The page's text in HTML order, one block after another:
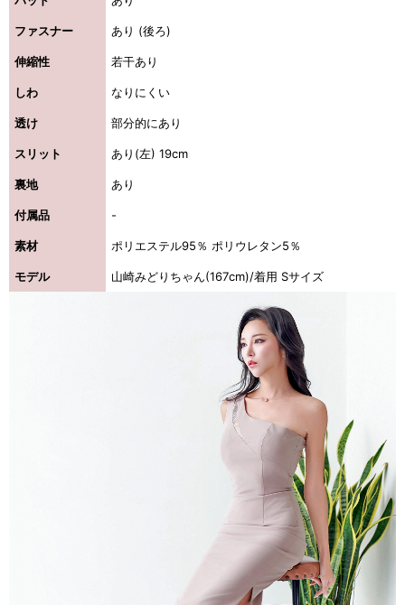
ファスナー あり (後ろ)
伸縮性 若干あり
しわ なりにくい
透け 部分的にあり
スリット あり(左) 19cm
裏地 あり
付属品 -
素材 ポリエステル95％ ポリウレタン5％
モデル 山崎みどりちゃん(167cm)/着用 Sサイズ